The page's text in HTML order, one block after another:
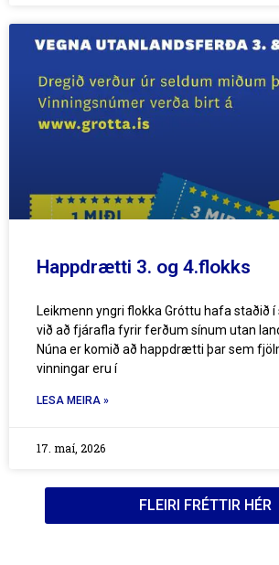
Happdrætti 3. og 4.flokks
Leikmenn yngri flokka Gróttu hafa staðið
við að fjárafla fyrir ferðum sínum utan
Núna er komið að happdrætti þar sem
vinningar eru í
LESA MEIRA »
17. maí, 2026
FLEIRI FRÉTTIR HÉR